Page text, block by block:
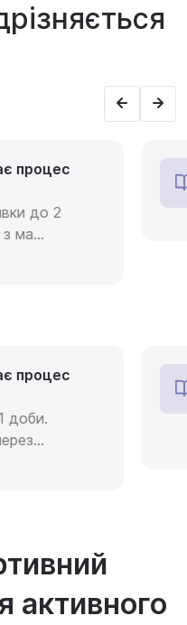
процес
до 2
ма...
процес
доби.
...
активного